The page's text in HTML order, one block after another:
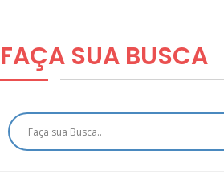
FAÇA SUA BUSCA